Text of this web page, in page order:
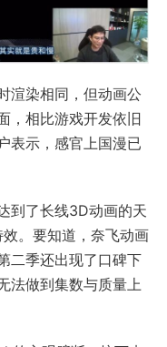
渲染相同，但动画公
，相比游戏开发依旧
表示，感官上国漫已
到了长线3D动画的天
。要知道，奈飞动画
二季还出现了口碑下
法做到集数与质量上